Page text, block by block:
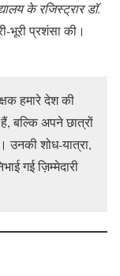
के रजिस्ट्रार डॉ.
भूरी प्रशंसा की।
हमारे देश की
बल्कि अपने छात्रों
उनकी शोध-यात्रा,
गई ज़िम्मेदारी